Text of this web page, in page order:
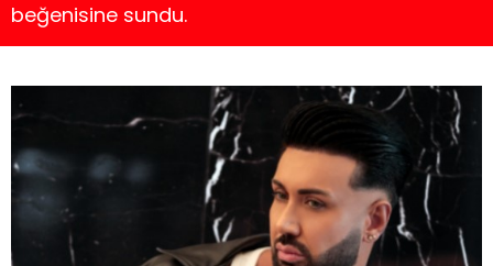
beğenisine sundu.